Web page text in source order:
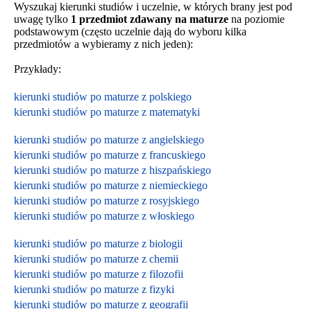
Wyszukaj kierunki studiów i uczelnie, w których brany jest pod
uwagę tylko 1 przedmiot zdawany na maturze na poziomie
podstawowym (często uczelnie dają do wyboru kilka
przedmiotów a wybieramy z nich jeden):
Przykłady:
kierunki studiów po maturze z polskiego
kierunki studiów po maturze z matematyki
kierunki studiów po maturze z angielskiego
kierunki studiów po maturze z francuskiego
kierunki studiów po maturze z hiszpańskiego
kierunki studiów po maturze z niemieckiego
kierunki studiów po maturze z rosyjskiego
kierunki studiów po maturze z włoskiego
kierunki studiów po maturze z biologii
kierunki studiów po maturze z chemii
kierunki studiów po maturze z filozofii
kierunki studiów po maturze z fizyki
kierunki studiów po maturze z geografii